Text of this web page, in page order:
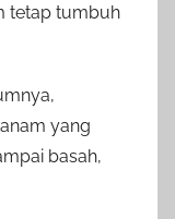
tetap tumbuh
yang
basah,